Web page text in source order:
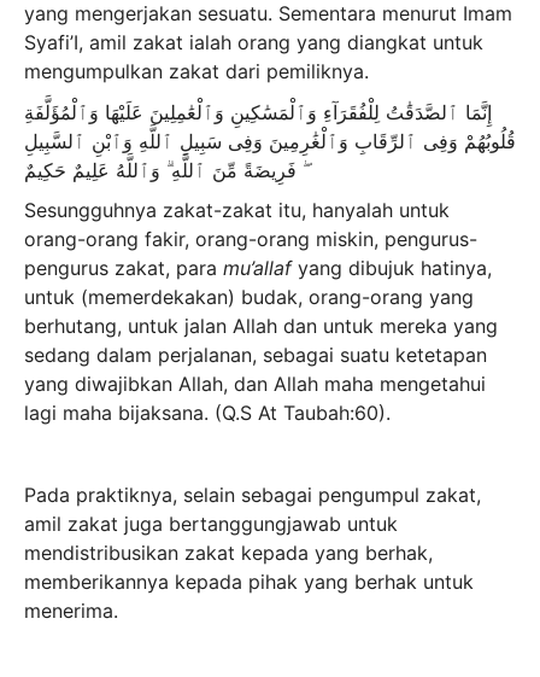
yang mengerjakan sesuatu. Sementara menurut Imam
Syafi’I, amil zakat ialah orang yang diangkat untuk
mengumpulkan zakat dari pemiliknya.
إِنَّمَا ٱلصَّدَقَٰتُ لِلْفُقَرَآءِ وَٱلْمَسَٰكِينِ وَٱلْعَٰمِلِينَ عَلَيْهَا وَٱلْمُؤَلَّفَةِ
قُلُوبُهُمْ وَفِى ٱلرِّقَابِ وَٱلْغَٰرِمِينَ وَفِى سَبِيلِ ٱللَّهِ وَٱبْنِ ٱلسَّبِيلِ
ۖ فَرِيضَةً مِّنَ ٱللَّهِ ۗ وَٱللَّهُ عَلِيمٌ حَكِيمٌ
Sesungguhnya zakat-zakat itu, hanyalah untuk
orang-orang fakir, orang-orang miskin, pengurus-
pengurus zakat, para mu’allafyang dibujuk hatinya,
untuk (memerdekakan) budak, orang-orang yang
berhutang, untuk jalan Allah dan untuk mereka yang
sedang dalam perjalanan, sebagai suatu ketetapan
yang diwajibkan Allah, dan Allah maha mengetahui
lagi maha bijaksana. (Q.S At Taubah:60).
Pada praktiknya, selain sebagai pengumpul zakat,
amil zakat juga bertanggungjawab untuk
mendistribusikan zakat kepada yang berhak,
memberikannya kepada pihak yang berhak untuk
menerima.